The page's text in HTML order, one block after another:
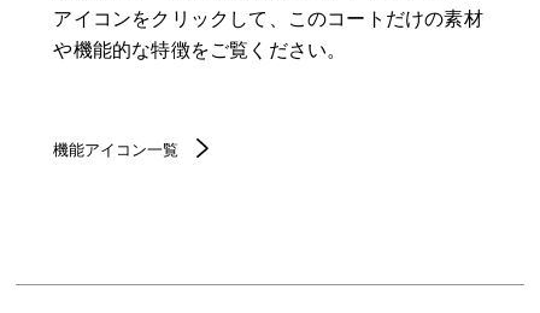
アイコンをクリックして、このコートだけの素材
や機能的な特徴をご覧ください。
機能アイコン一覧